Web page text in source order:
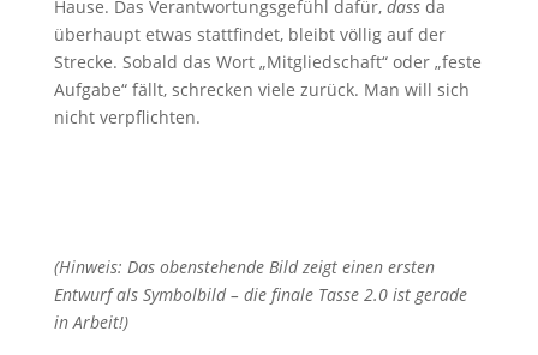
Hause. Das Verantwortungsgefühl dafür, dassda
überhaupt etwas stattfindet, bleibt völlig auf der
Strecke. Sobald das Wort „Mitgliedschaft“ oder „feste
Aufgabe“ fällt, schrecken viele zurück. Man will sich
nicht verpflichten.
(Hinweis: Das obenstehende Bild zeigt einen ersten
Entwurf als Symbolbild – die finale Tasse 2.0 ist gerade
in Arbeit!)